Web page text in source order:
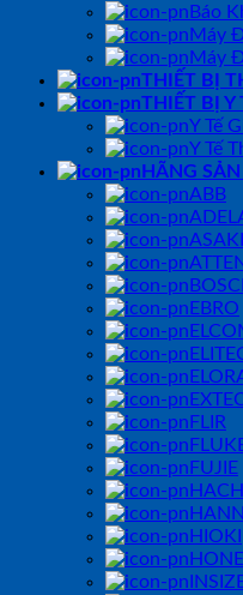
Báo
Máy
Máy
THIẾT BỊ
THIẾT BỊ Y
Y Tế
Y Tế
HÃNG
ABB
ASAKI
EBRO
FLIR
FUJIE
HACH
HIOKI